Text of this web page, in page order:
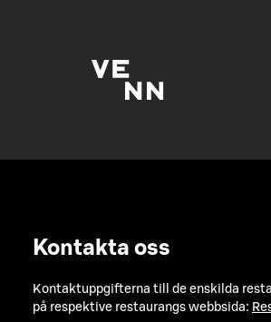
Kontakta oss
Kontaktuppgifterna till de enskilda
på respektive restaurangs webbsida: